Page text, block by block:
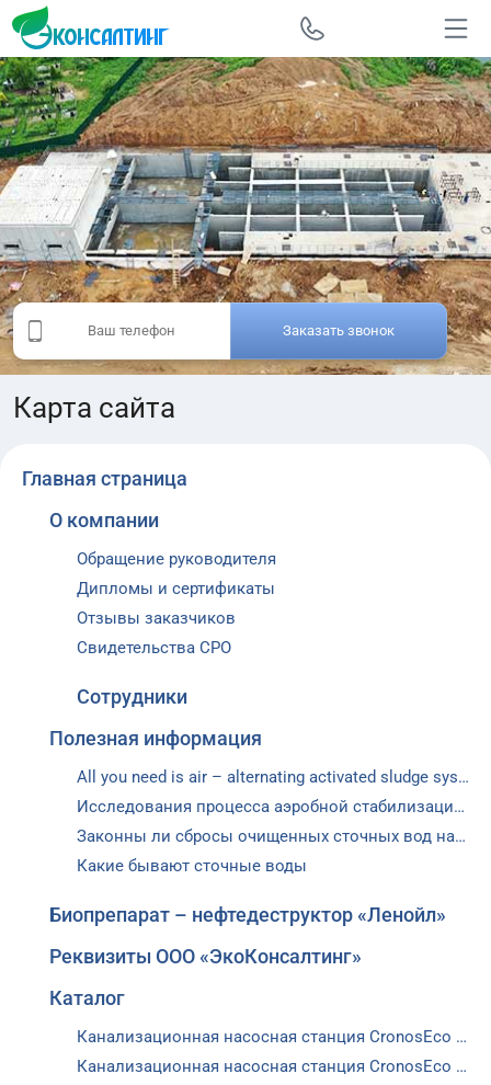
Заказать звонок
Карта сайта
Главная страница
О компании
Обращение руководителя
Дипломы и сертификаты
Отзывы заказчиков
Свидетельства СРО
Сотрудники
Полезная информация
All you need is air – alternating activated sludge system BIOCOS without electro-mechanical equipment
Исследования процесса аэробной стабилизации избыточного активного ила
Законны ли сбросы очищенных сточных вод на рельеф местности
Какие бывают сточные воды
Биопрепарат – нефтедеструктор «Ленойл»
Реквизиты ООО «ЭкоКонсалтинг»
Каталог
Канализационная насосная станция CronosEco с предварительной сепарацией (120х10х5.5)
Канализационная насосная станция CronosEco с предварительной сепарацией (80х9х3)